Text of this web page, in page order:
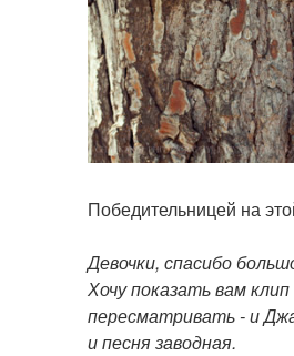
Победительницей на
Девочки, спасибо
Хочу показать вам
пересматривать - и
и песня заводная.